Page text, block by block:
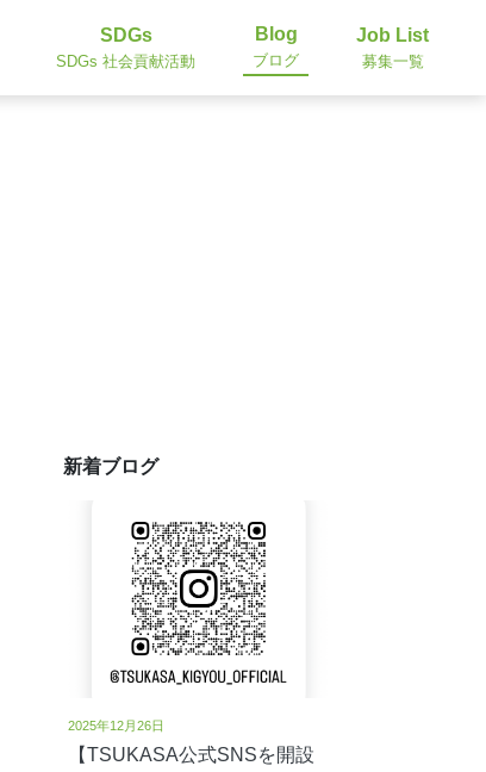
SDGs
SDGs 社会貢献活動
Blog
ブログ
Job List
募集一覧
新着ブログ
2025年12月26日
【TSUKASA公式SNSを開設